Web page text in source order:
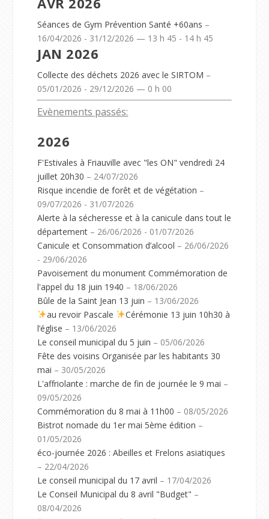
Séances de Gym Prévention Santé +60ans –
16/04/2026 - 31/12/2026 — 13 h 45 - 14 h 45
JAN 2026
Collecte des déchets 2026 avec le SIRTOM –
05/01/2026 - 29/12/2026 — 0 h 00
Evènements passés:
2026
F'Estivales à Friauville avec "les ON" vendredi 24
juillet 20h30 – 24/07/2026
Risque incendie de forêt et de végétation –
09/07/2026 - 31/07/2026
Alerte à la sécheresse et à la canicule dans tout le
département – 26/06/2026 - 01/07/2026
Canicule et Consommation d’alcool – 26/06/2026
- 29/06/2026
Pavoisement du monument Commémoration de
l'appel du 18 juin 1940 – 18/06/2026
Bûle de la Saint Jean 13 juin – 13/06/2026
au revoir Pascale
Cérémonie 13 juin 10h30 à
l’église – 13/06/2026
Le conseil municipal du 5 juin – 05/06/2026
Fête des voisins Organisée par les habitants 30
mai – 30/05/2026
L'affriolante : marche de fin de journée le 9 mai –
09/05/2026
Commémoration du 8 mai à 11h00 – 08/05/2026
Bistrot nomade du 1er mai 5ème édition –
01/05/2026
éco-journée 2026 : Abeilles et Frelons asiatiques
– 22/04/2026
Le conseil municipal du 17 avril – 17/04/2026
Le Conseil Municipal du 8 avril "Budget" –
08/04/2026